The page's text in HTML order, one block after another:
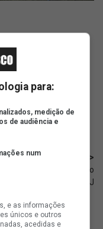
Próximo >
x Athletico-PR terá copo
que será vendido em SJ
para:
medição de
de audiência e
num
e as informações
únicos e outros
acedidas e